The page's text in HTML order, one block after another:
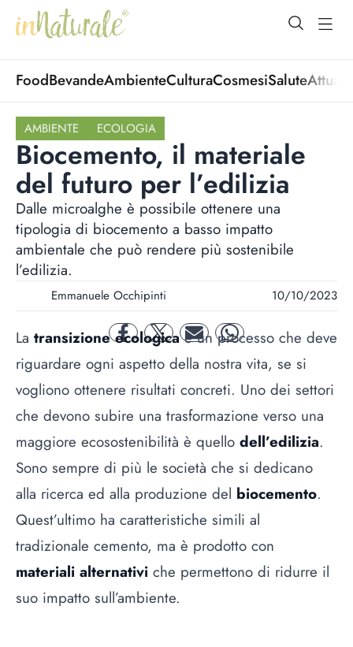
open
FoodBevandeAmbienteCulturaCosmesiSalute
AMBIENTE ECOLOGIA
Biocemento, il materiale
del futuro per l’edilizia
Dalle microalghe è possibile ottenere una
tipologia di biocemento a basso impatto
ambientale che può rendere più sostenibile
l’edilizia.
Emmanuele Occhipinti 10/10/2023
facebooktwitter mail whatsapp
La transizione ecologicaè un processo che deve
riguardare ogni aspetto della nostra vita, se si
vogliono ottenere risultati concreti. Uno dei settori
che devono subire una trasformazione verso una
maggiore ecosostenibilità è quello dell’edilizia.
Sono sempre di più le società che si dedicano
alla ricerca ed alla produzione del biocemento.
Quest’ultimo ha caratteristiche simili al
tradizionale cemento, ma è prodotto con
materiali alternativi che permettono di ridurre il
suo impatto sull’ambiente.